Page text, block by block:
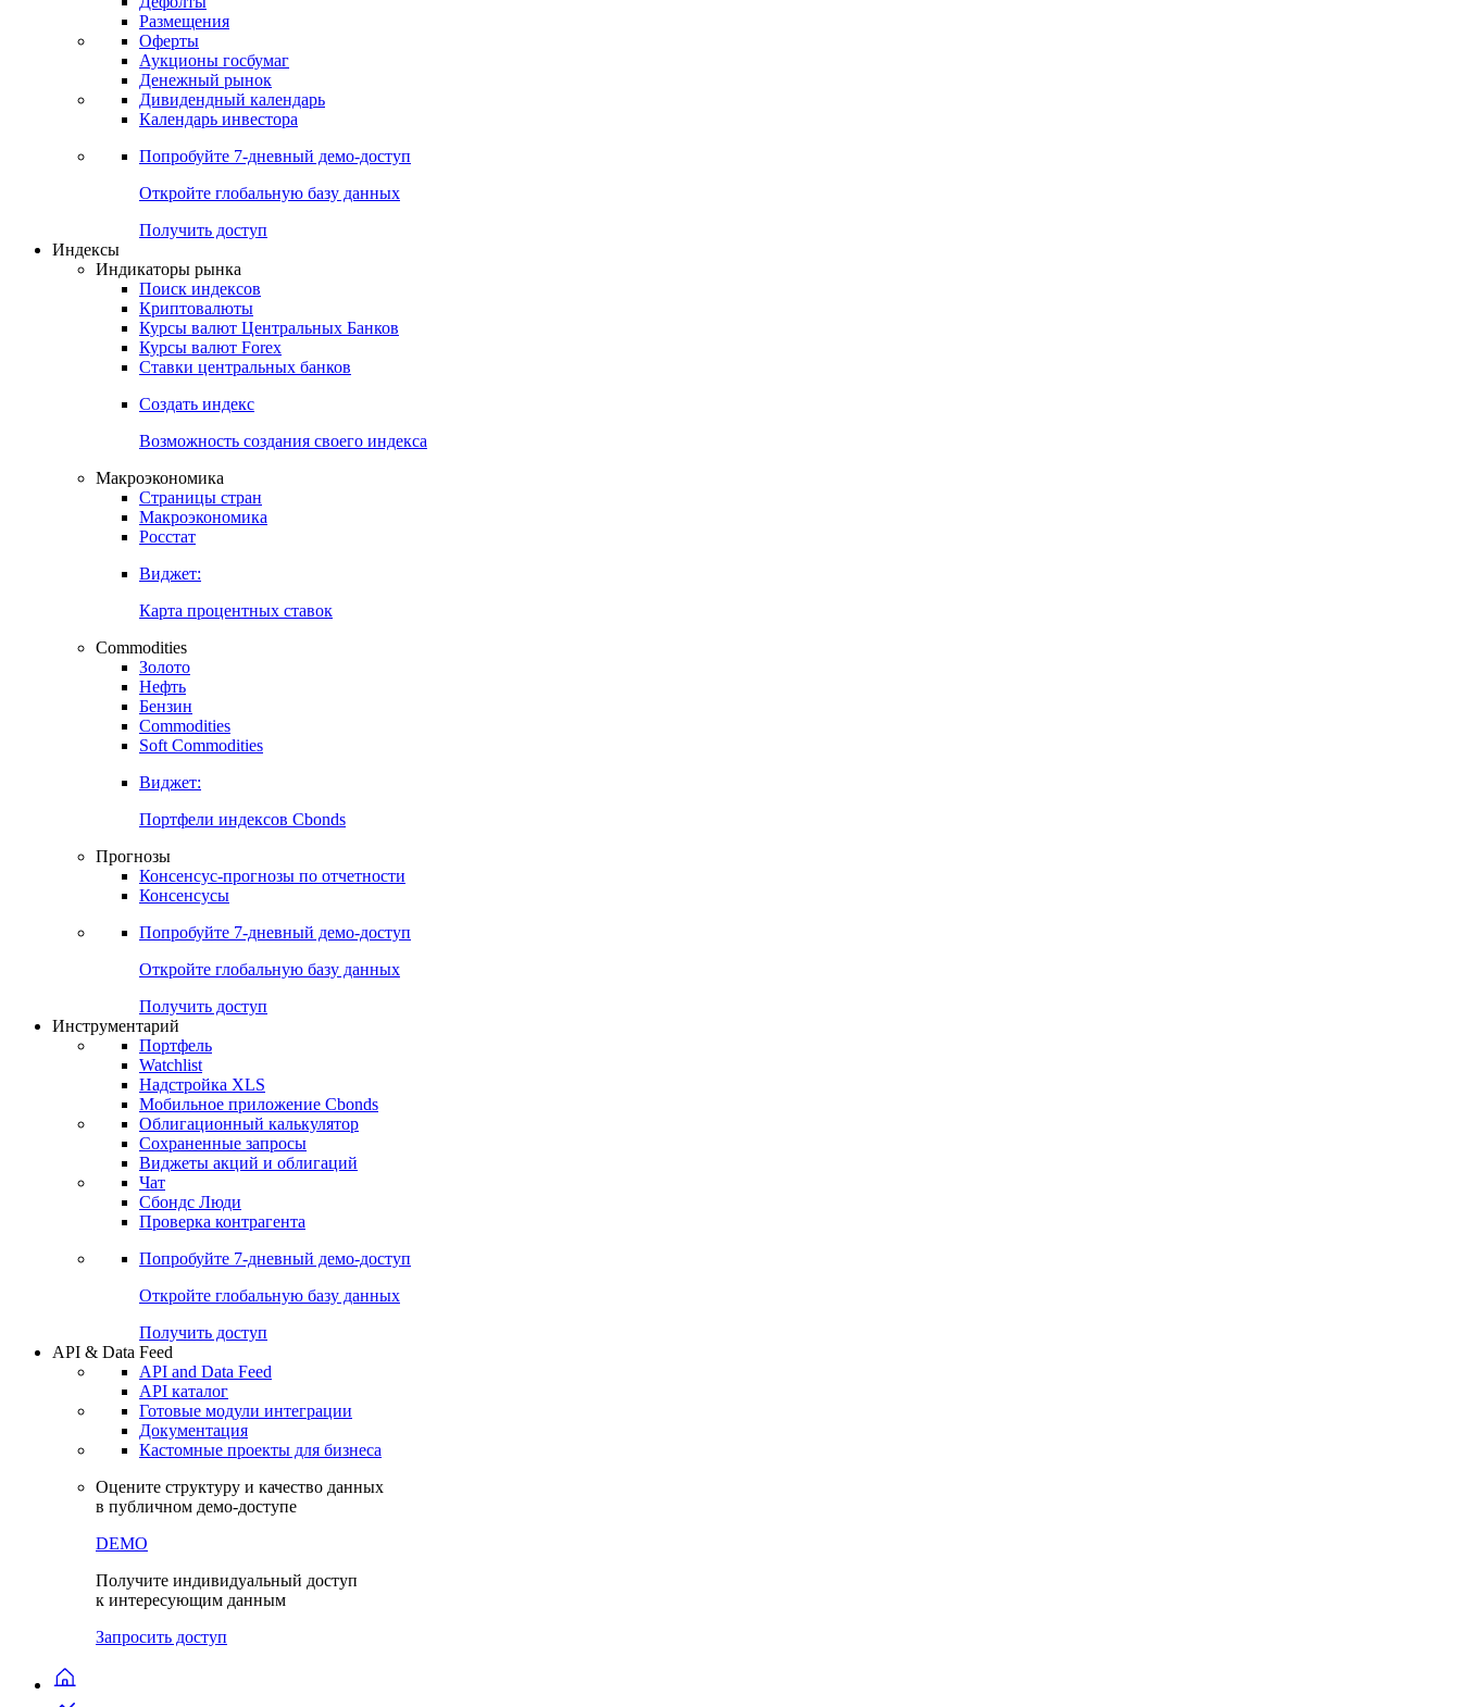
Получить доступ
Календарь
Календарь событий
Дефолты
Размещения
Оферты
Аукционы госбумаг
Денежный рынок
Дивидендный календарь
Календарь инвестора
Попробуйте7-дневный
Получить доступ
Индикаторы рынка
Поиск индексов
Криптовалюты
Курсы валют Центральных Банков
Курсы валют Forex
Ставки центральных банков
Создать индекс
Возможность создания своего индекса
Макроэкономика
Страницы стран
Макроэкономика
Росстат
Виджет:
Карта процентных ставок
Commodities
Золото
Нефть
Бензин
Commodities
Soft Commodities
Виджет:
Портфели индексов Cbonds
Прогнозы
Консенсус-прогнозы по отчетности
Консенсусы
Попробуйте7-дневный
Откройте глобальную базу данных
Получить доступ
Инструментарий
Портфель
Watchlist
Надстройка XLS
Мобильное приложение Cbonds
Облигационный калькулятор
Сохраненные запросы
Виджеты акций и облигаций
Чат
Сбондс Люди
Проверка контрагента
Попробуйте7-дневный
Откройте глобальную базу данных
Получить доступ
API & Data Feed
API and Data Feed
API каталог
Документация
Кастомные проекты для бизнеса
Оцените структуру и качество данных
в публичном демо-доступе
DEMO
Получите индивидуальный доступ